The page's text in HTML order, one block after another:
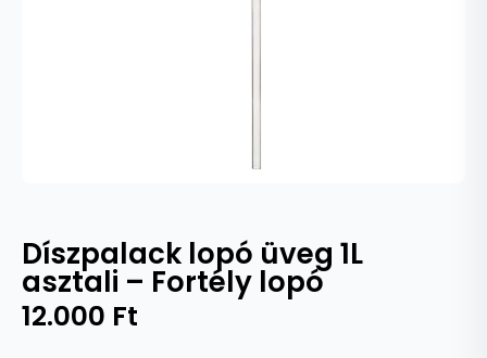
Díszpalack lopó üveg 1L
asztali – Fortély lopó
12.000 Ft